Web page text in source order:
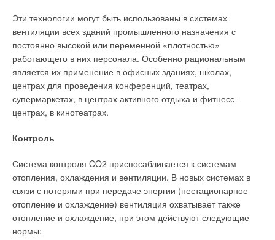
Эти технологии могут быть использованы в системах
вентиляции всех зданий промышленного назначения с
постоянно высокой или переменной «плотностью»
работающего в них персонала. Особенно рациональным
является их применение в офисных зданиях, школах,
центрах для проведения конференций, театрах,
супермаркетах, в центрах активного отдыха и фитнесс-
центрах, в кинотеатрах.
Контроль
Система контроля CO2 приспосабливается к системам
отопления, охлаждения и вентиляции. В новых системах в
связи с потерями при передаче энергии (нестационарное
отопление и охлаждение) вентиляция охватывает также
отопление и охлаждение, при этом действуют следующие
нормы:
участвуя в государственных проектах, здесь много делается
для энергосбережения.
Например, в городе Петрозаводске с 2008 г. ОАО «ТГК-1»
реализует программу по развитию системы теплоснабжения
города на период до 2015 гг. с общей суммой инвестиций
более 1500 млн руб. По мнению руководства компании, ее
реализация позволит практически полностью решить вопрос
реализации данной программы стала повысительная
начале отопительного сезона 2009–2010 годов.
Стоимость сооружения — более 120 млн руб.«Станция
улучшила гидравлический режим и обеспечила повышение
давления в магистральной тепловой сети “Древлянка”,
снабжающей теплом несколько районов Петрозаводска»
Добавить комментарий
Ваше имя *
Ваш E-mail *
Текст комментария